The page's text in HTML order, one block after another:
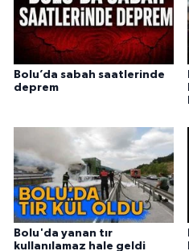
Bolu’da sabah saatlerinde
deprem
Bolu'da yanan tır
kullanılamaz hale geldi